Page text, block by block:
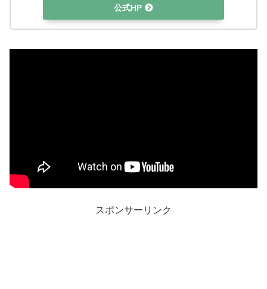
公式HP
スポンサーリンク